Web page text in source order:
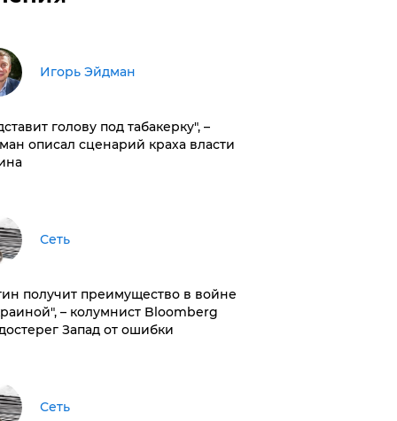
Игорь Эйдман
голову под табакерку", –
описал сценарий краха власти
Сеть
получит преимущество в войне
– колумнист Bloomberg
Запад от ошибки
Сеть